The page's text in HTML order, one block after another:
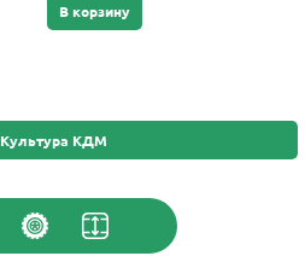
В корзину
КДМ